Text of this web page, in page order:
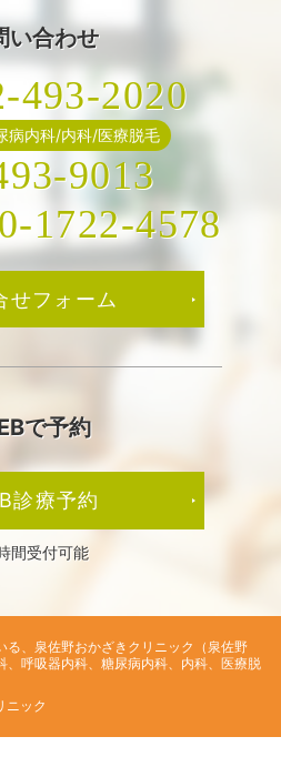
い合わせ
493-2020
病内科/内科/医療脱毛
9013
1722-4578
せフォーム
で予約
診療予約
間受付可能
ック
、 泉佐野おかざきクリニック（泉佐野
、呼吸器内科、糖尿病内科、内科、医療脱